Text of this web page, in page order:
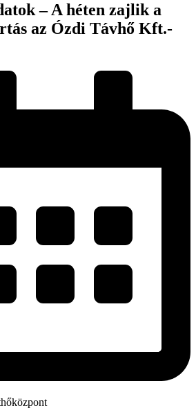
– A héten zajlik a
az Ózdi Távhő Kft.-
hőközpont